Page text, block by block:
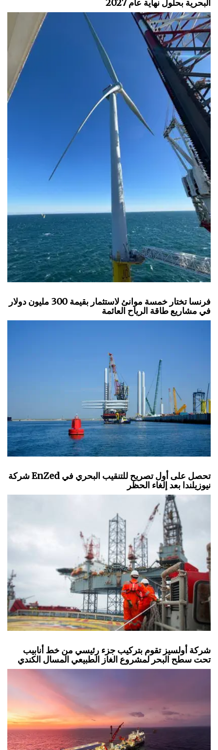
البحرية بحلول نهاية عام 2027
فرنسا تختار خمسة موانئ لاستثمار بقيمة 300 مليون دولار
في مشاريع طاقة الرياح العائمة
شركة EnZed تحصل على أول تصريح للتنقيب البحري في
نيوزيلندا بعد إلغاء الحظر
شركة أولسيز تقوم بتركيب جزء رئيسي من خط أنابيب
تحت سطح البحر لمشروع الغاز الطبيعي المسال الكندي